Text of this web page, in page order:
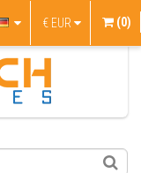
€ EUR (0)